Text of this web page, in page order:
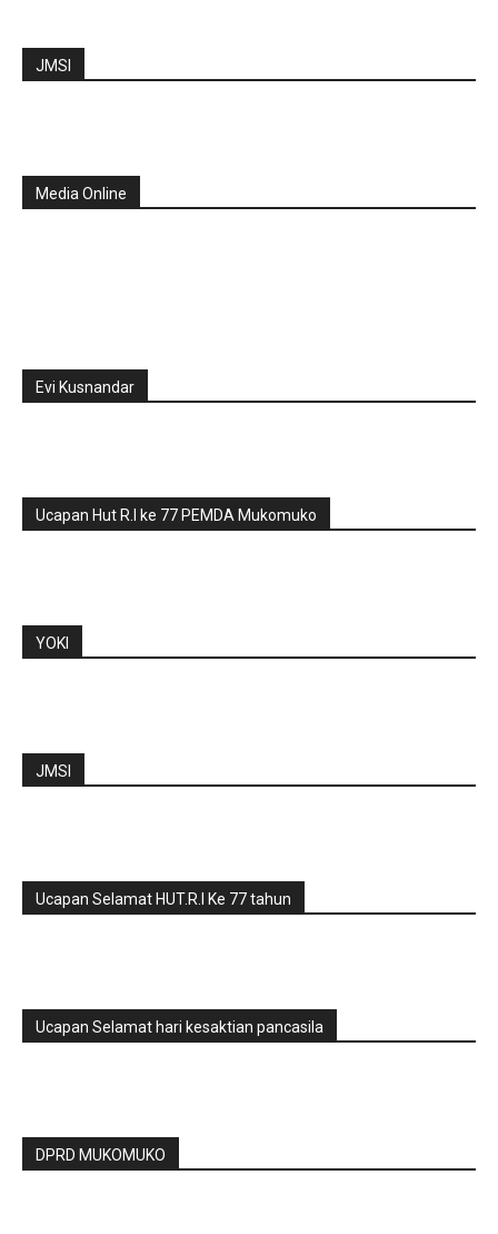
JMSI
Media Online
Evi Kusnandar
Ucapan Hut R.I ke 77 PEMDA Mukomuko
YOKI
JMSI
Ucapan Selamat HUT.R.I Ke 77 tahun
Ucapan Selamat hari kesaktian pancasila
DPRD MUKOMUKO